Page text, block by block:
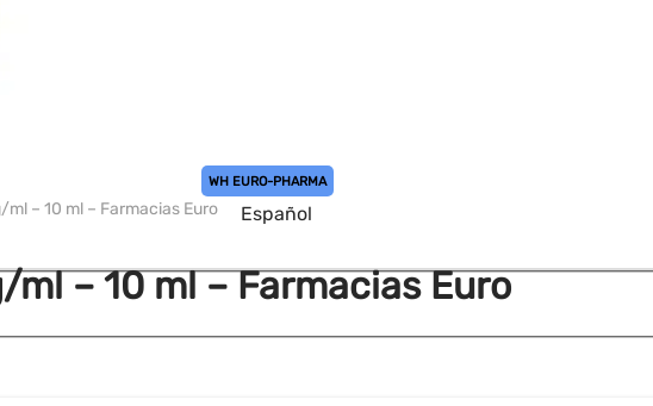
Español
WH EURO-PHARMA
– 10 ml – Farmacias Euro
– 10 ml – Farmacias Euro